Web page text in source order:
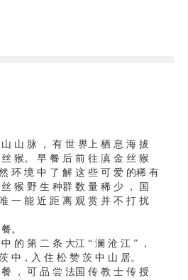
山 脉 ， 有 世 界上 栖 息 海 拔
猴。 早 餐 后 前 往 滇 金 丝 猴
环 境 中 了 解 这 些 可 爱 的稀 有
猴 野 生 种群 数 量 稀 少 ， 国
一 能 近 距 离 观 赏 并 不 打 扰
。
的 第 二 条 大江 “ 澜 沧 江 ” ，
中，入 住 松 赞 茨 中 山 居。
， 可 品 尝 法国 传 教 士 传 授